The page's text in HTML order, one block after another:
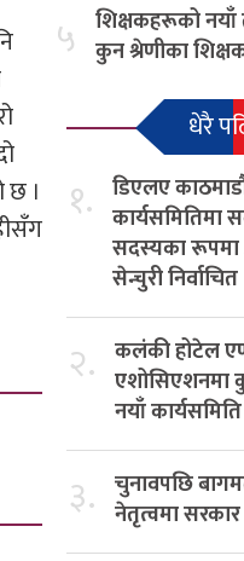
छ ।
५ शिक्षकहरूको
कुन श्रेणीका
धेरै
१. डिएलए
कार्यसमितिमा
सदस्यका
सेन्चुरी निर्वाचित
२. कलंकी होटेल
एशोसिएशनमा
नयाँ
३. चुनावपछि
नेतृत्वमा